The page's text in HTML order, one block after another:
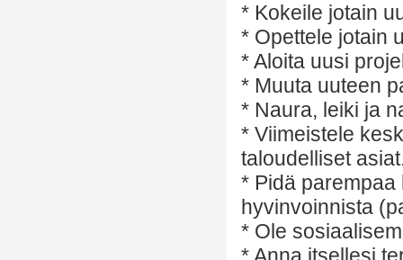
* Kokeile jotain
* Opettele jotain
* Aloita uusi
* Muuta uuteen
* Naura, leiki ja
* Viimeistele
taloudelliset
* Pidä
hyvinvoinnista
* Ole